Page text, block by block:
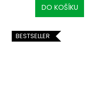
DO KOŠÍKU
BESTSELLER